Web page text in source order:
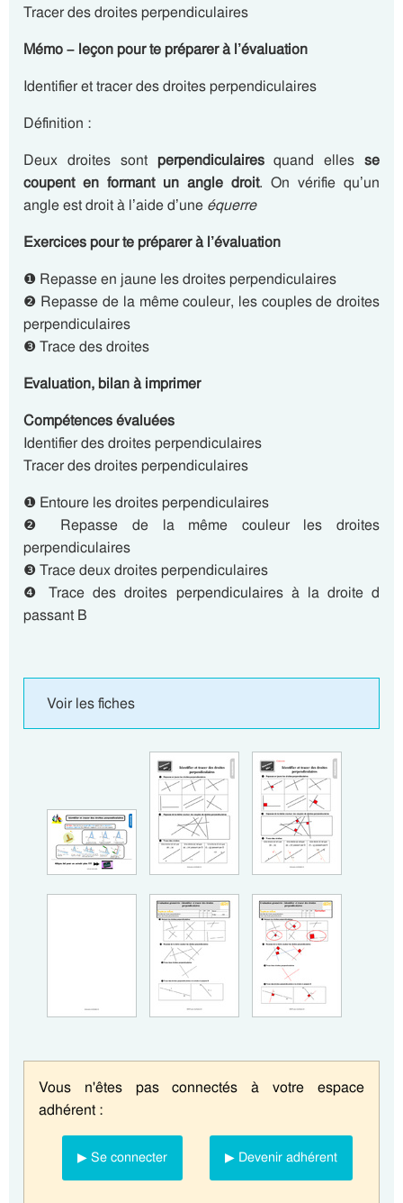
Tracer des droites perpendiculaires
Mémo – leçon pour te préparer à l’évaluation
Identifier et tracer des droites perpendiculaires
Définition :
Deux droites sont perpendiculairesquand elles se
coupent en formant un angle droit. On vérifie qu’un
angle est droit à l’aide d’une équerre
Exercices pour te préparer à l’évaluation
❶ Repasse en jaune les droites perpendiculaires
❷ Repasse de la même couleur, les couples de droites
perpendiculaires
❸ Trace des droites
Evaluation, bilan à imprimer
Compétences évaluées
Identifier des droites perpendiculaires
Tracer des droites perpendiculaires
❶ Entoure les droites perpendiculaires
❷ Repasse de la même couleur les droites
perpendiculaires
❸ Trace deux droites perpendiculaires
❹ Trace des droites perpendiculaires à la droite d
passant B
Voir les fiches
Vous n'êtes pas connectés à votre espace
adhérent :
▶ Se connecter ▶ Devenir adhérent